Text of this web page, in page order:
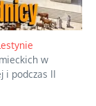
rozkręconej
jest głupi